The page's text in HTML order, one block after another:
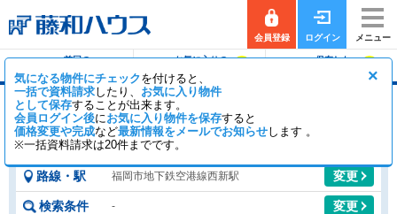
会員登録 ログイン メニュー
前回の
お気に入りの
保存した
×
気になる物件にチェックを付けると、
一括で資料請求したり、 お気に入り物件
として保存することが出来ます。
会員ログイン後にお気に入り物件を保存すると
価格変更や完成など最新情報をメールでお知らせします 。
※一括資料請求は20件までです。
西新駅のマンション
【全26件】 一般公開17件 会員公開9件
路線・駅 福岡市地下鉄空港線西新駅 変更
検索条件 - 変更